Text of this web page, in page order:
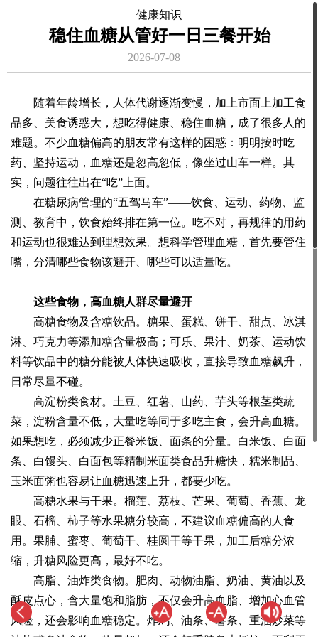
健康知识
稳住血糖从管好一日三餐开始
2026-07-08
随着年龄增长，人体代谢逐渐变慢，加上市面上加工食
品多、美食诱惑大，想吃得健康、稳住血糖，成了很多人的
难题。不少血糖偏高的朋友常有这样的困惑：明明按时吃
药、坚持运动，血糖还是忽高忽低，像坐过山车一样。其
实，问题往往出在“吃”上面。
在糖尿病管理的“五驾马车”——饮食、运动、药物、监
测、教育中，饮食始终排在第一位。吃不对，再规律的用药
和运动也很难达到理想效果。想科学管理血糖，首先要管住
嘴，分清哪些食物该避开、哪些可以适量吃。
这些食物，高血糖人群尽量避开
高糖食物及含糖饮品。糖果、蛋糕、饼干、甜点、冰淇
淋、巧克力等添加糖含量极高；可乐、果汁、奶茶、运动饮
料等饮品中的糖分能被人体快速吸收，直接导致血糖飙升，
日常尽量不碰。
高淀粉类食材。土豆、红薯、山药、芋头等根茎类蔬
菜，淀粉含量不低，大量吃等同于多吃主食，会升高血糖。
如果想吃，必须减少正餐米饭、面条的分量。白米饭、白面
条、白馒头、白面包等精制米面类食品升糖快，糯米制品、
玉米面粥也容易让血糖迅速上升，都要少吃。
高糖水果与干果。榴莲、荔枝、芒果、葡萄、香蕉、龙
眼、石榴、柿子等水果糖分较高，不建议血糖偏高的人食
用。果脯、蜜枣、葡萄干、桂圆干等干果，加工后糖分浓
缩，升糖风险更高，最好不吃。
高脂、油炸类食物。肥肉、动物油脂、奶油、黄油以及
酥皮点心，含大量饱和脂肪，不仅会升高血脂、增加心血管
风险，还会影响血糖稳定。炸鸡、油条、薯条、重油炒菜等